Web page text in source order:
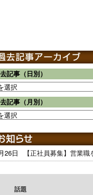
記事（日別）
記事（月別）
26日 【正社員募集】営業
話題